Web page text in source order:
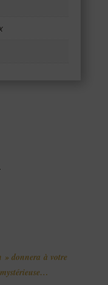
» donnera à votre